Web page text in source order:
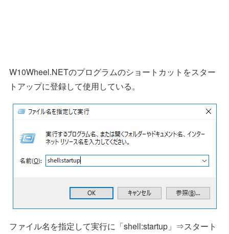
W10Wheel.NETのプログラムのショートカットをスター
トアップに登録して使用している。
ファイル名を指定して実行に「shell:startup」⇒スタート